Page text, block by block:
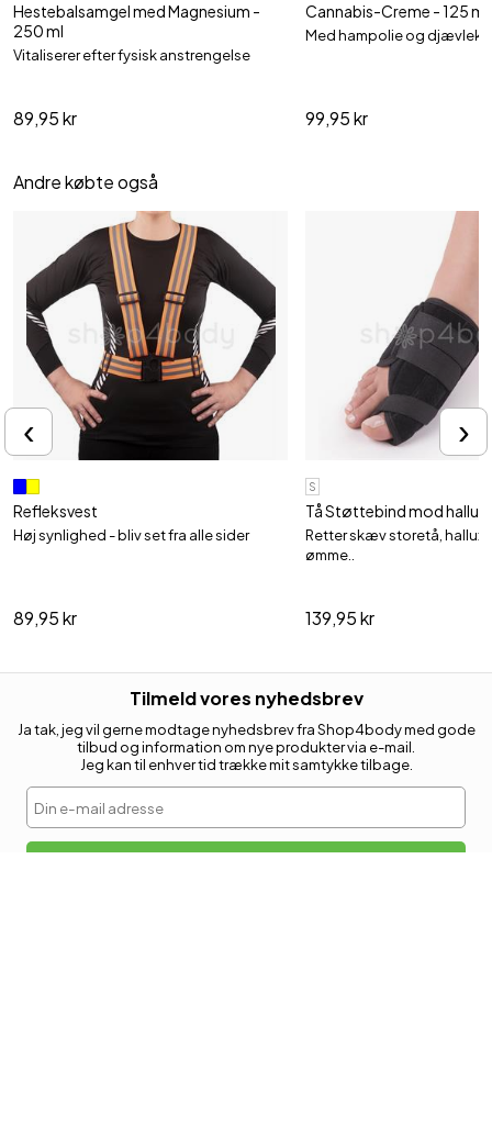
Hestebalsamgel med Magnesium -
250 ml
Vitaliserer efter fysisk anstrengelse
89,95 kr
Cannabis-Creme - 125 ml
Med hampolie og
99,95 kr
Andre købte også
Refleksvest
Høj synlighed - bliv set fra alle sider
89,95 kr
S
Tå Støttebind mod hallux
Retter skæv storetå, hallux
ømme..
139,95 kr
‹ ›
Tilmeld vores nyhedsbrev
Ja tak, jeg vil gerne modtage nyhedsbrev fra Shop4body med gode
tilbud og information om nye produkter via e-mail.
Jeg kan til enhver tid trække mit samtykke tilbage.